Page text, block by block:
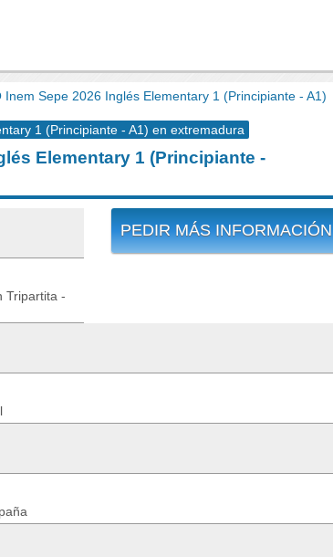
Inem Sepe 2026 Inglés Elementary 1 (Principiante - A1)
1 (Principiante - A1) en extremadura
Elementary 1 (Principiante -
PEDIR MÁS INFORMACIÓN
Tripartita -